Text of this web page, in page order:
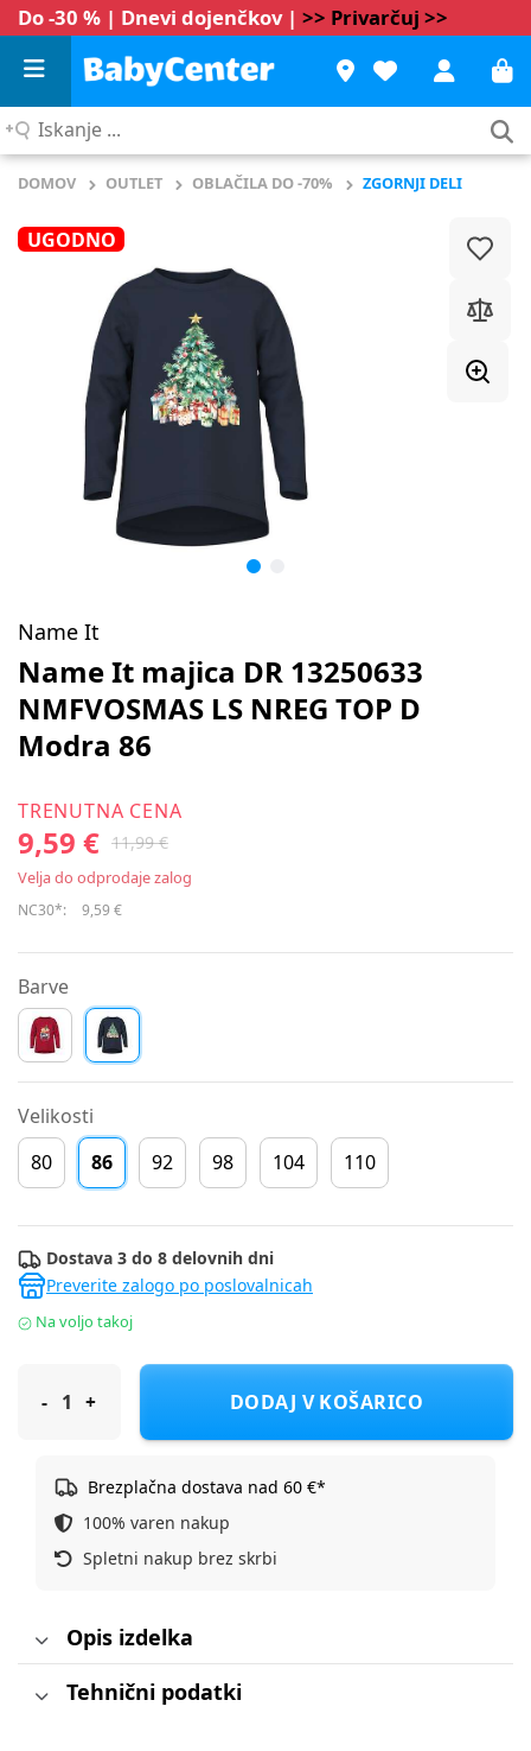
Do -30 % | Dnevi dojenčkov | >> Privarčuj >>
Iskanje
DOMOV OUTLET OBLAČILA DO -70% ZGORNJI DELI
UGODNO
Name It
Name It majica DR 13250633
NMFVOSMAS LS NREG TOP D
Modra 86
TRENUTNA CENA
9,59 € 11,99 €
Velja do odprodaje zalog
NC30*: 9,59 €
Barve
Velikosti
80
86 92 98 104 110
Dostava 3 do 8 delovnih dni
Preverite zalogo po poslovalnicah
Na voljo takoj
Name It majica DR 13250633 NMFVOSMAS LS NREG TOP D
DODAJ V KOŠARICO
Brezplačna dostava nad 60 €*
100% varen nakup
Spletni nakup brez skrbi
Opis izdelka
Tehnični podatki